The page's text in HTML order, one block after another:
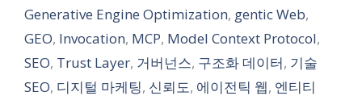
Generative Engine Optimization, gentic Web,
GEO, Invocation, MCP, Model Context Protocol,
SEO, Trust Layer, 거버넌스, 구조화 데이터, 기술
SEO, 디지털 마케팅, 신뢰도, 에이전틱 웹, 엔티티